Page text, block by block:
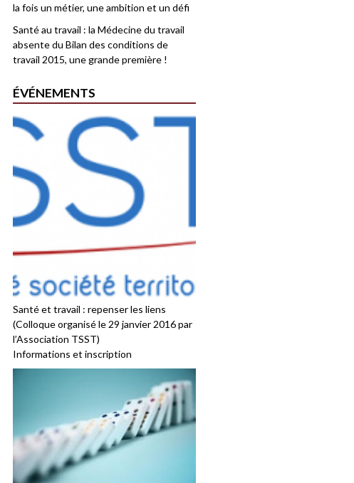
la fois un métier, une ambition et un défi
Santé au travail : la Médecine du travail
absente du Bilan des conditions de
travail 2015, une grande première !
ÉVÉNEMENTS
Santé et travail : repenser les liens
(Colloque organisé le 29 janvier 2016 par
l’Association TSST)
Informations et inscription